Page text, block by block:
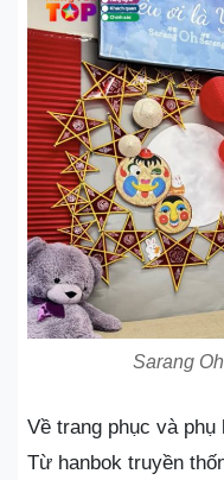
Sarang
Về trang phục và
Từ hanbok truyền